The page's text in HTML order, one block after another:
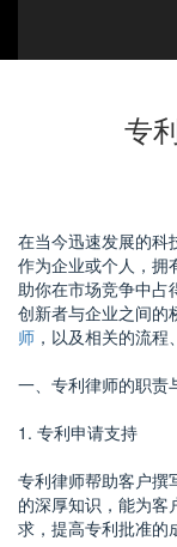
专
在当今迅速发展的科
作为企业或个人，拥
助你在市场竞争中占
创新者与企业之间的
师 ，以及相关的流程
一、专利律师的职责
1. 专利申请支持
专利律师帮助客户撰
的深厚知识，能为客
求，提高专利批准的